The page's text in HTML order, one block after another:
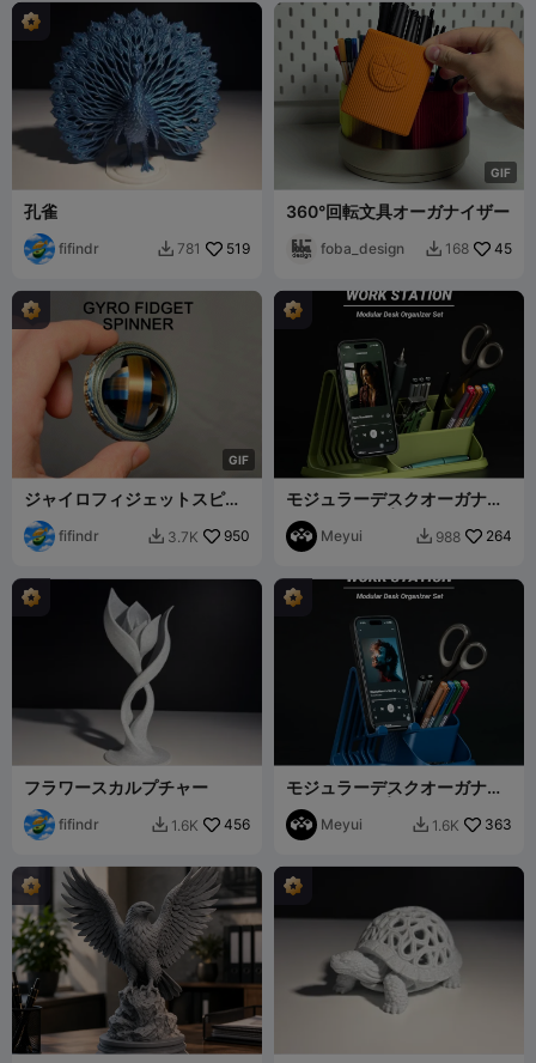
孔雀
fifindr  781 519
GIF
360°回転文具オーガナイザー
foba_design  168 45
GIF
ジャイロフィジェットスピナ
ー
fifindr  3.7K 950
モジュラーデスクオーガナイ
ザーシステム | MagSafeフォ
ンスタンド
Meyui  988 264
フラワースカルプチャー
fifindr  1.6K 456
モジュラーデスクオーガナイ
ザーシステム| iPhoneスタン
ドモジュール
Meyui  1.6K 363